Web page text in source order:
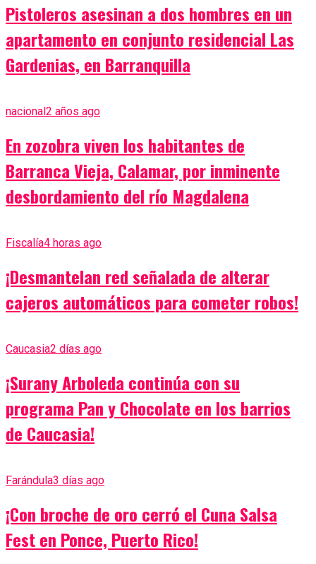
Pistoleros asesinan a dos hombres en un
apartamento en conjunto residencial Las
Gardenias, en Barranquilla
nacional 2 años ago
En zozobra viven los habitantes de
Barranca Vieja, Calamar, por inminente
desbordamiento del río Magdalena
Fiscalía4 horas ago
¡Desmantelan red señalada de alterar
cajeros automáticos para cometer robos!
Caucasia2 días ago
¡Surany Arboleda continúa con su
programa Pan y Chocolate en los barrios
de Caucasia!
Farándula3 días ago
¡Con broche de oro cerró el Cuna Salsa
Fest en Ponce, Puerto Rico!